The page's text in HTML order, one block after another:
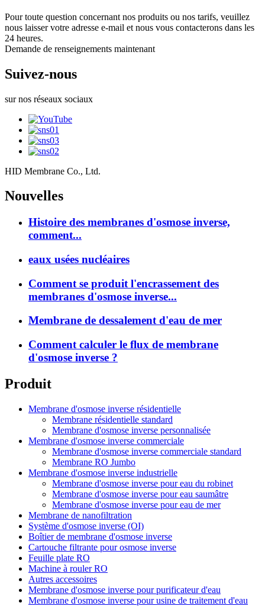
Pour toute question concernant nos produits ou nos tarifs, veuillez
nous laisser votre adresse e-mail et nous vous contacterons dans les
24 heures.
Demande de renseignements maintenant
Suivez-nous
sur nos réseaux sociaux
HID Membrane Co., Ltd.
Nouvelles
Histoire des membranes d'osmose inverse,
comment...
eaux usées nucléaires
Comment se produit l'encrassement des
membranes d'osmose inverse...
Membrane de dessalement d'eau de mer
Comment calculer le flux de membrane
d'osmose inverse ?
Produit
Membrane d'osmose inverse résidentielle
Membrane résidentielle standard
Membrane d'osmose inverse personnalisée
Membrane d'osmose inverse commerciale
Membrane d'osmose inverse commerciale standard
Membrane RO Jumbo
Membrane d'osmose inverse industrielle
Membrane d'osmose inverse pour eau du robinet
Membrane d'osmose inverse pour eau saumâtre
Membrane d'osmose inverse pour eau de mer
Membrane de nanofiltration
Système d'osmose inverse (OI)
Boîtier de membrane d'osmose inverse
Cartouche filtrante pour osmose inverse
Feuille plate RO
Machine à rouler RO
Autres accessoires
Membrane d'osmose inverse pour purificateur d'eau
Membrane d'osmose inverse pour usine de traitement d'eau